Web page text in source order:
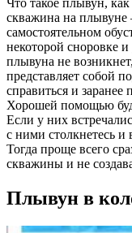
Что такое плывун,
скважина на плывуне
самостоятельном
некоторой сноровке
плывуна не
представляет собой
справиться и заранее
Хорошей помощью
Если у них
с ними столкнетесь и
Тогда проще всего
скважины и не
Плывун в